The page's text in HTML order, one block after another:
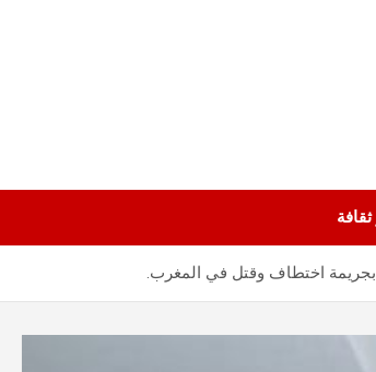
اختطاف وقتل في المغرب.